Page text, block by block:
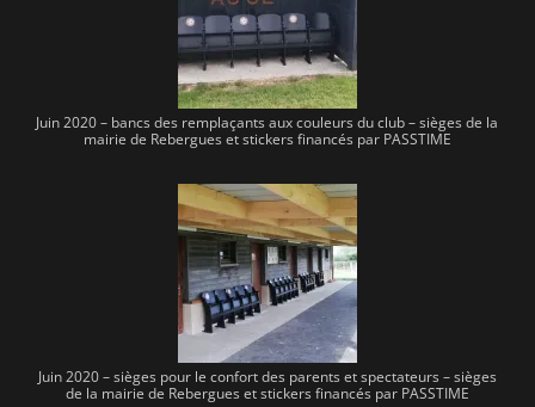
Juin 2020 – bancs des remplaçants aux couleurs du club – sièges de la
mairie de Rebergues et stickers financés par PASSTIME
Juin 2020 – sièges pour le confort des parents et spectateurs – sièges
de la mairie de Rebergues et stickers financés par PASSTIME